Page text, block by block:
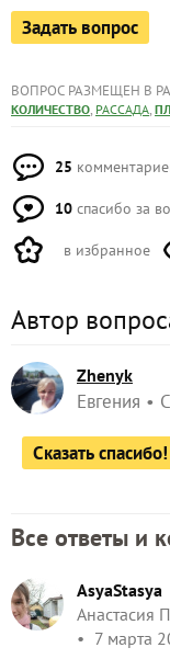
Задать вопрос
ВОПРОС РАЗМЕЩЕН В
КОЛИЧЕСТВО, РАССАДА,
25
10 спасибо за
в избранное
Автор
Zhenyk
Евгения
Сказать спасибо!
Все ответы и
AsyaStasya
Анастасия
7 марта